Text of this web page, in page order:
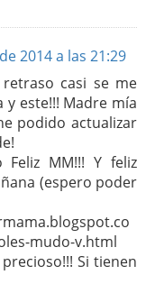
2014 a las 21:29
casi se me
este!!! Madre mía
podido actualizar
MM!!! Y feliz
(espero poder
mudo-v.html
Si tienen